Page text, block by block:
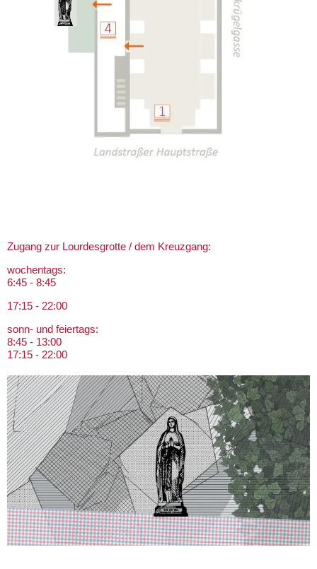
Zugang zur Lourdesgrotte / dem Kreuzgang:
wochentags:
6:45 - 8:45
17:15 - 22:00
sonn- und feiertags:
8:45 - 13:00
17:15 - 22:00